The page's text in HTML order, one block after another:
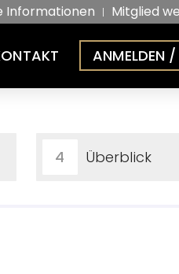
Informationen Mitglied
ANMELDEN
4 Überblick